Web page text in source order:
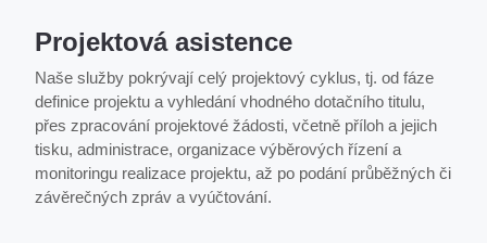
Projektová asistence
Naše služby pokrývají celý projektový cyklus, tj. od fáze
definice projektu a vyhledání vhodného dotačního titulu,
přes zpracování projektové žádosti, včetně příloh a jejich
tisku, administrace, organizace výběrových řízení a
monitoringu realizace projektu, až po podání průběžných či
závěrečných zpráv a vyúčtování.